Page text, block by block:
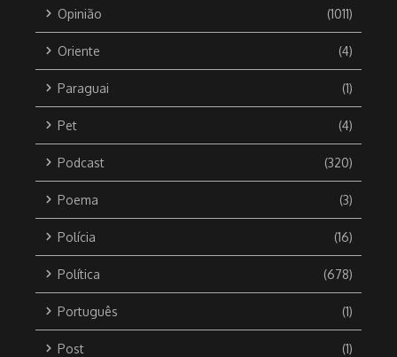
Opinião (1011)
Oriente (4)
Paraguai (1)
Pet (4)
Podcast (320)
Poema (3)
Polícia (16)
Política (678)
Português (1)
Post (1)